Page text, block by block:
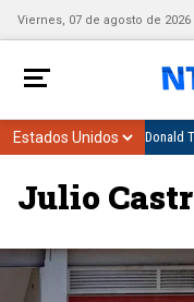
Viernes, 07 de agosto de 2026
Donald
Julio